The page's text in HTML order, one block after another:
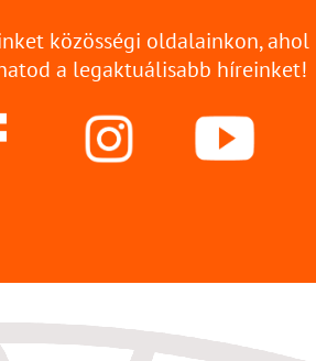
közösségi oldalainkon, ahol
a legaktuálisabb híreinket!